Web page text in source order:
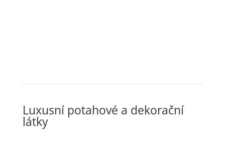
Luxusní potahové a dekorační
látky